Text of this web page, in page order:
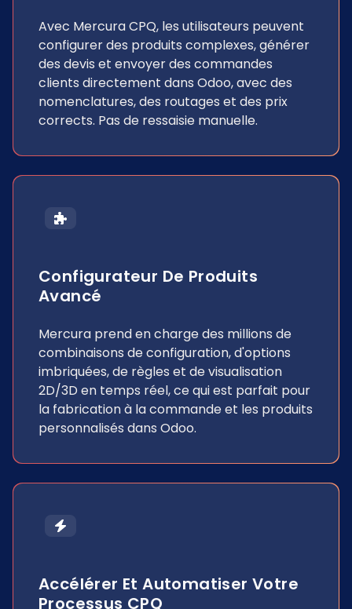
Avec Mercura CPQ, les utilisateurs peuvent
configurer des produits complexes, générer
des devis et envoyer des commandes
clients directement dans Odoo, avec des
nomenclatures, des routages et des prix
corrects. Pas de ressaisie manuelle.
Configurateur De Produits
Avancé
Mercura prend en charge des millions de
combinaisons de configuration, d'options
imbriquées, de règles et de visualisation
2D/3D en temps réel, ce qui est parfait pour
la fabrication à la commande et les produits
personnalisés dans Odoo.
Accélérer Et Automatiser Votre
Processus CPQ